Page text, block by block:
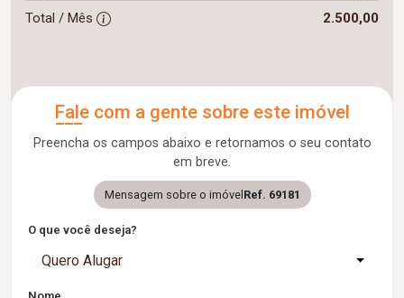
Total / Mês 2.500,00
Fale com a gente sobre este imóvel
Preencha os campos abaixo e retornamos o seu contato
em breve.
Mensagem sobre o imóvel Ref. 69181
O que você deseja?
Quero Alugar